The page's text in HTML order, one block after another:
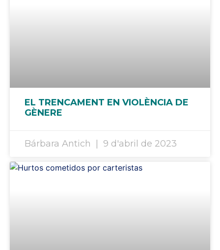
EL TRENCAMENT EN VIOLÈNCIA DE
GÈNERE
Bárbara Antich 9 d'abril de 2023